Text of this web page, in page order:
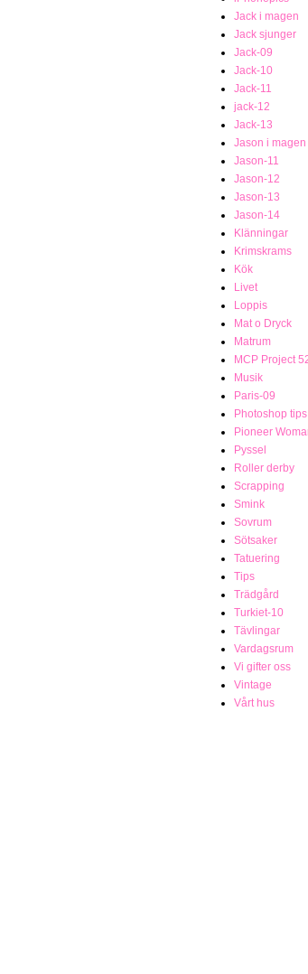
Jack i magen
Jack sjunger
Jack-09
Jack-10
Jack-11
jack-12
Jack-13
Jason i magen
Jason-11
Jason-12
Jason-13
Jason-14
Klänningar
Krimskrams
Kök
Livet
Loppis
Mat o Dryck
Matrum
MCP Project
Musik
Paris-09
Photoshop tips
Pioneer
Pyssel
Roller derby
Scrapping
Smink
Sovrum
Sötsaker
Tatuering
Tips
Trädgård
Turkiet-10
Tävlingar
Vardagsrum
Vi gifter oss
Vintage
Vårt hus